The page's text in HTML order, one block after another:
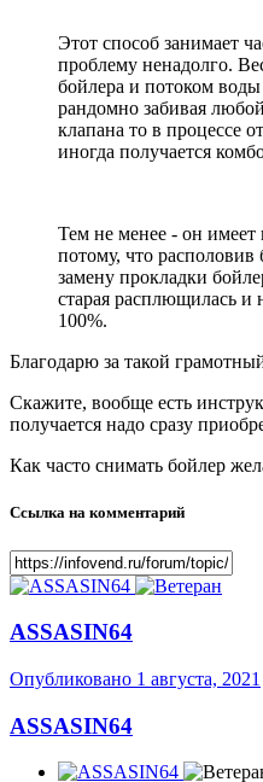
Этот способ занимает
проблему ненадолго.
бойлера и потоком
рандомно забивая
клапана то в процессе
иногда получается
Тем не менее - он имеет
потому, что
замену прокладки
старая расплющилась и
100%.
Благодарю за такой
Скажите, вообще есть
получается надо сразу
Как часто снимать бойлер
Ссылка на комментарий
ASSASIN64
Опубликовано 1 августа, 2021
ASSASIN64